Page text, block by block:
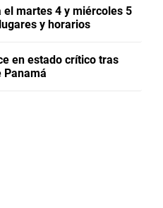
martes 4 y miércoles 5
y horarios
en estado crítico tras
Panamá